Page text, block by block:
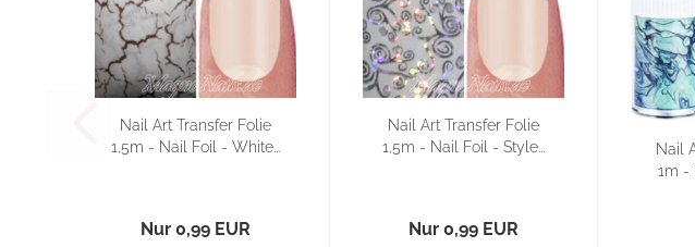
Nail Art Transfer Folie
1,5m - Nail Foil - White...
Nur 0,99 EUR
Nail Art Transfer Folie
1,5m - Nail Foil - Style...
Nur 0,99 EUR
Nail
1m -